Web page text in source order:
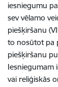
iesniegumu
sev vēlamo
piešķiršanu
to nosūtot pa
piešķiršanu
Iesniegumam
vai reliģiskās